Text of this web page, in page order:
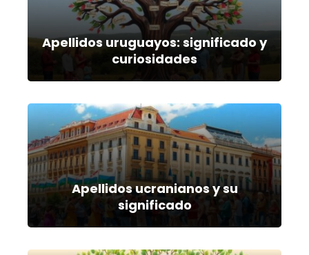
Apellidos uruguayos: significado y
curiosidades
Apellidos ucranianos y su
significado